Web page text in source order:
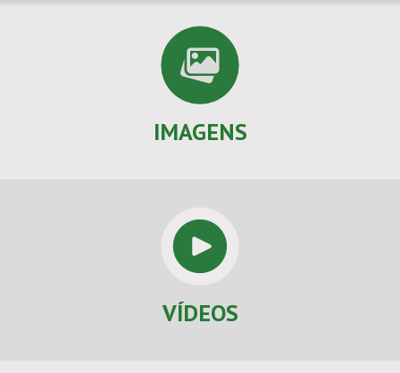
IMAGENS
VÍDEOS